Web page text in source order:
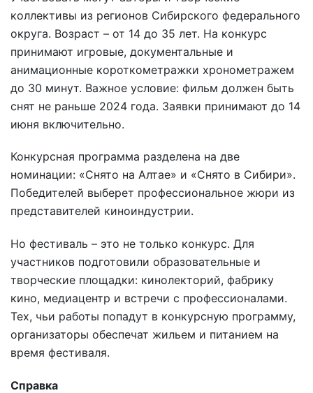
коллективы из регионов Сибирского федерального
округа. Возраст – от 14 до 35 лет. На конкурс
принимают игровые, документальные и
анимационные короткометражки хронометражем
до 30 минут. Важное условие: фильм должен быть
снят не раньше 2024 года. Заявки принимают до 14
июня включительно.
Конкурсная программа разделена на две
номинации: «Снято на Алтае» и «Снято в Сибири».
Победителей выберет профессиональное жюри из
представителей киноиндустрии.
Но фестиваль – это не только конкурс. Для
участников подготовили образовательные и
творческие площадки: кинолекторий, фабрику
кино, медиацентр и встречи с профессионалами.
Тех, чьи работы попадут в конкурсную программу,
организаторы обеспечат жильем и питанием на
время фестиваля.
Справка